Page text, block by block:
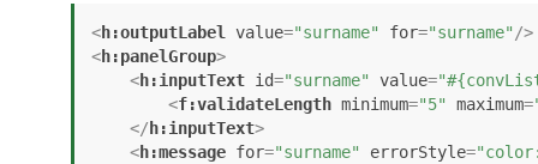
<h:outputLabel value="surname" for="surname" />
<h:panelGroup>
<h:inputText id="surname" value=
<f:validateLength minimum="5" maximum=
</ h:inputText>
<h:message for="surname" errorStyle=